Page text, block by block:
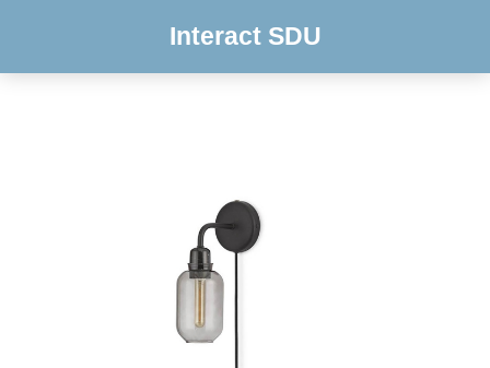
Interact SDU